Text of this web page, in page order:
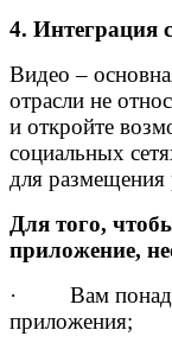
4. Интеграция
Видео –
отрасли не
и откройте
социальных
для размещения
Для того,
приложение,
· Вам
приложения;